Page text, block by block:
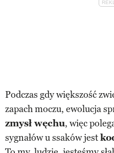
Podczas gdy większość
zapach moczu, ewolucja
zmysł węchu, więc
sygnałów u ssaków jest